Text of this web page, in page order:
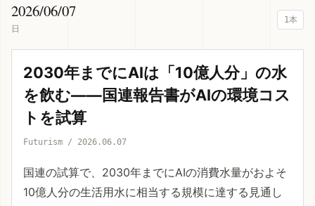
2026/06/07
日
1本
2030年までにAIは「10億人分」の水
を飲む——国連報告書がAIの環境コス
トを試算
Futurism / 2026.06.07
国連の試算で、2030年までにAIの消費水量がおよそ
10億人分の生活用水に相当する規模に達する見通し